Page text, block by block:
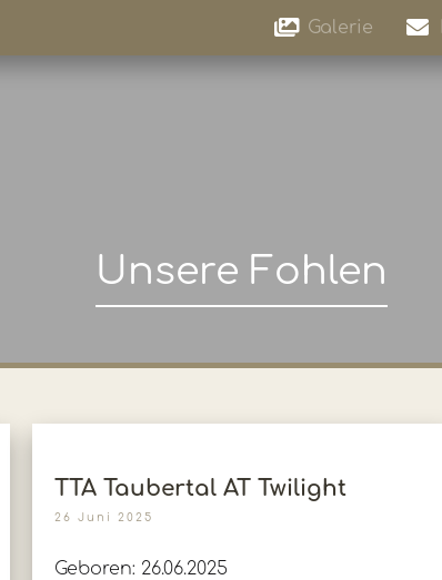
Galerie
Unsere Fohlen
TTA Taubertal AT Twilight
26 Juni 2025
Geboren: 26.06.2025